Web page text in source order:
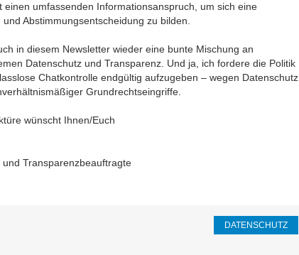
einen umfassenden Informationsanspruch, um sich eine
Abstimmungsentscheidung zu bilden.
in diesem Newsletter wieder eine bunte Mischung an
Datenschutz und Transparenz. Und ja, ich fordere die Politik
Chatkontrolle endgültig aufzugeben – wegen Datenschutz
Grundrechtseingriffe.
wünscht Ihnen/Euch
Transparenzbeauftragte
DATENSCHUTZ